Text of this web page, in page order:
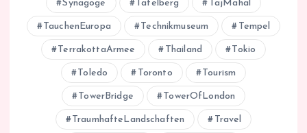
Synagoge Tafelberg TajMahal
TauchenEuropa Technikmuseum Tempel
TerrakottaArmee Thailand Tokio
Toledo Toronto Tourism
TowerBridge TowerOfLondon
TraumhafteLandschaften Travel